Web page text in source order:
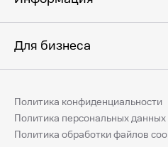
Для бизнеса
Политика конфиденциальности
Политика персональных данных
Политика обработки файлов